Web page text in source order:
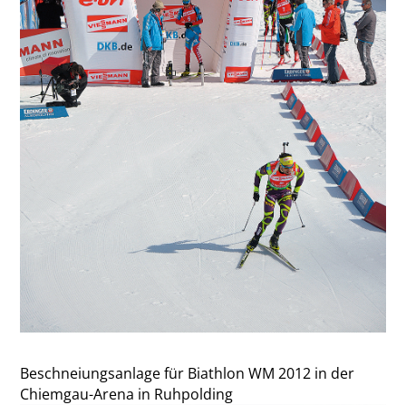
Beschneiungsanlage für Biathlon WM 2012 in der
Chiemgau-Arena in Ruhpolding